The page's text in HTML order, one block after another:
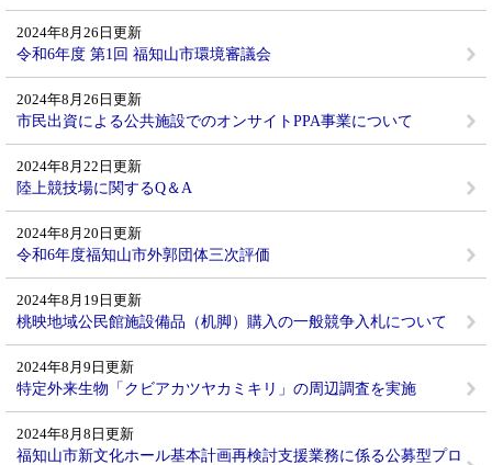
2024年8月26日更新
令和6年度 第1回 福知山市環境審議会
2024年8月26日更新
市民出資による公共施設でのオンサイトPPA事業について
2024年8月22日更新
陸上競技場に関するQ＆A
2024年8月20日更新
令和6年度福知山市外郭団体三次評価
2024年8月19日更新
桃映地域公民館施設備品（机脚）購入の一般競争入札について
2024年8月9日更新
特定外来生物「クビアカツヤカミキリ」の周辺調査を実施
2024年8月8日更新
福知山市新文化ホール基本計画再検討支援業務に係る公募型プロ